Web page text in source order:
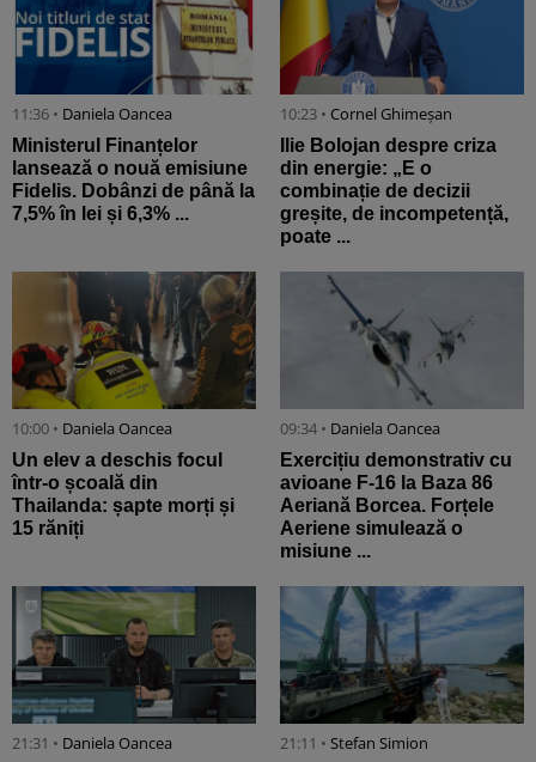
11:36 • Daniela Oancea
Ministerul Finanțelor
lansează o nouă emisiune
Fidelis. Dobânzi de până la
7,5% în lei și 6,3% ...
10:23 • Cornel Ghimeșan
Ilie Bolojan despre criza
din energie: „E o
combinație de decizii
greșite, de incompetență,
poate ...
10:00 • Daniela Oancea
Un elev a deschis focul
într-o școală din
Thailanda: șapte morți și
15 răniți
09:34 • Daniela Oancea
Exercițiu demonstrativ cu
avioane F-16 la Baza 86
Aeriană Borcea. Forțele
Aeriene simulează o
misiune ...
21:31 • Daniela Oancea 21:11 • Stefan Simion